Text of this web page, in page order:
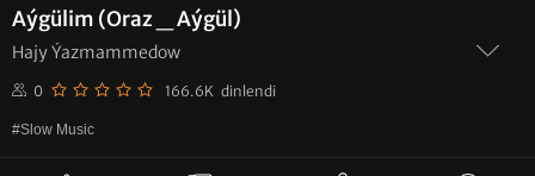
Aýgülim (Oraz _ Aýgül)
Hajy Ýazmammedow
0 166.6K dinlendi
#Slow Music